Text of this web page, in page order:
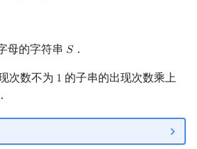
母的字符串 𝑆
S．
次数不为 1
1 的子串的出现次数乘上